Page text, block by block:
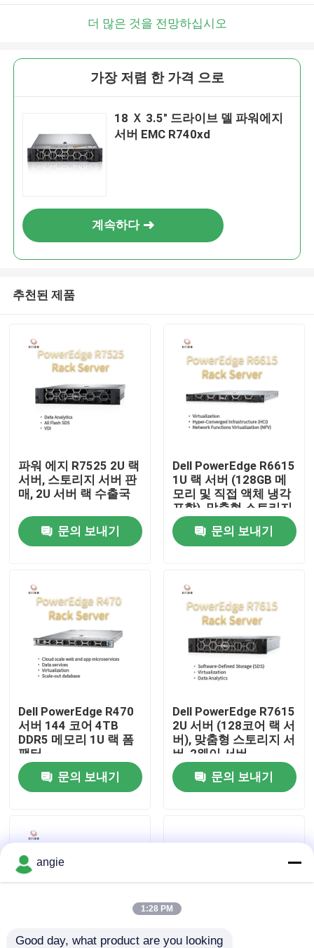
집
제품
우리 에 관한 것
공장 견학
품질 관리
저희와 연락
랙 스토리지 서버
더 많은 것을 전망하십시오
가장 저렴 한 가격 으로
18 Ｘ 3.5″ 드라이브 델 파워에지
서버 EMC R740xd
계속하다
추천된 제품
파워 에지 R7525 2U 랙
서버, 스토리지 서버 판
매, 2U 서버 랙 수출국
문의 보내기
Dell PowerEdge R6615
1U 랙 서버 (128GB 메
모리 및 직접 액체 냉각
포함), 맞춤형 스토리지
서버, 2웨이 서버
문의 보내기
Dell PowerEdge R470
서버 144 코어 4TB
DDR5 메모리 1U 랙 폼
팩터
문의 보내기
Dell PowerEdge R7615
2U 서버 (128코어 랙 서
버), 맞춤형 스토리지 서
버, 2웨이 서버
문의 보내기
angie
1:28 PM
Good day, what product are you looking